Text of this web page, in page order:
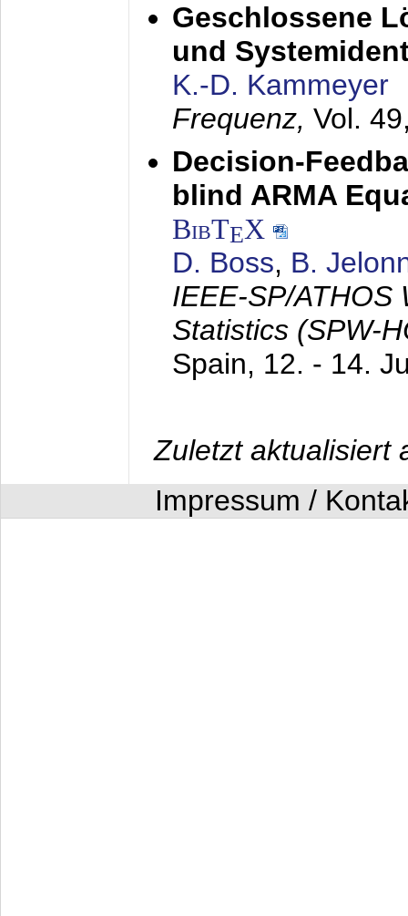
Geschlossene
und
K.-D. Kammeyer
Frequenz, Vol.
Decision-
blind ARMA
BibTEX
D. Boss, B.
IEEE-SP/ATHOS
Statistics (SPW-
Spain, 12. - 14.
Zuletzt aktualisiert
Impressum /